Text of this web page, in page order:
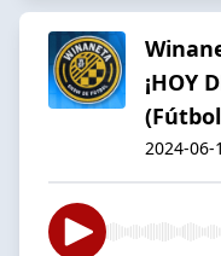
¡HOY
2024-06-